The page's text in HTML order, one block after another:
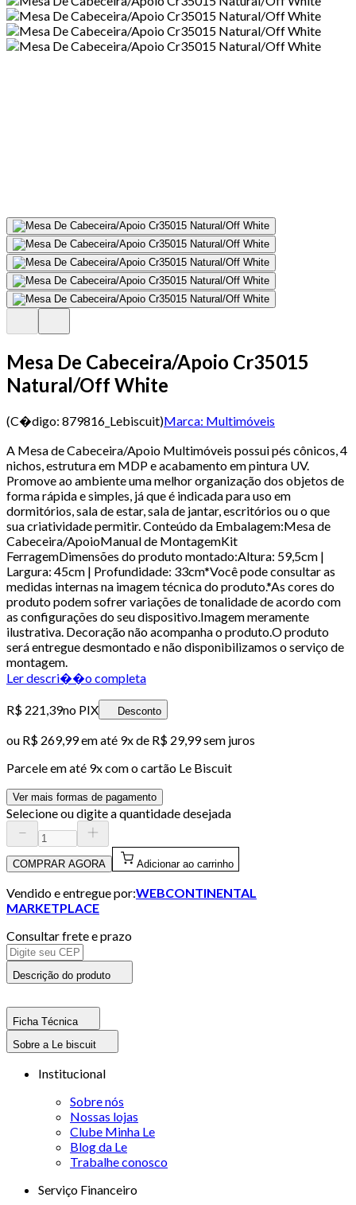
Mesa De Cabeceira/Apoio Cr35015
Natural/Off White
(C�digo: 879816_Lebiscuit)Marca: Multimóveis
A Mesa de Cabeceira/Apoio Multimóveis possui pés cônicos, 4
nichos, estrutura em MDP e acabamento em pintura UV.
Promove ao ambiente uma melhor organização dos objetos de
forma rápida e simples, já que é indicada para uso em
dormitórios, sala de estar, sala de jantar, escritórios ou o que
sua criatividade permitir. Conteúdo da Embalagem:Mesa de
Cabeceira/ApoioManual de MontagemKit
FerragemDimensões do produto montado:Altura: 59,5cm |
Largura: 45cm | Profundidade: 33cm*Você pode consultar as
medidas internas na imagem técnica do produto.*As cores do
produto podem sofrer variações de tonalidade de acordo com
as configurações do seu dispositivo.Imagem meramente
ilustrativa. Decoração não acompanha o produto.O produto
será entregue desmontado e não disponibilizamos o serviço de
montagem.
Ler descri��o completa
R$ 221,39no PIX Desconto
ou R$ 269,99em até 9x de R$ 29,99 sem juros
Parcele em até 9x com o cartão Le Biscuit
Ver mais formas de pagamento
Selecione ou digite a quantidade desejada
COMPRAR AGORA Adicionar ao carrinho
Vendido e entregue por:WEBCONTINENTAL
MARKETPLACE
Consultar frete e prazo
Descrição do produto
Ficha Técnica
Sobre a Le biscuit
Institucional
Sobre nós
Nossas lojas
Clube Minha Le
Blog da Le
Trabalhe conosco
Serviço Financeiro